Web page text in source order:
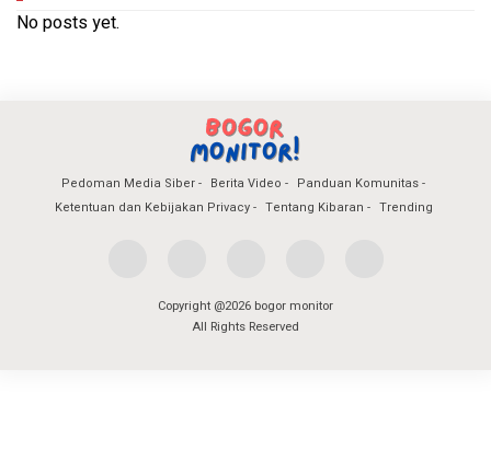
No posts yet.
Pedoman Media Siber Berita Video
Panduan Komunitas
Ketentuan dan Kebijakan Privacy
Tentang Kibaran Trending
Copyright @2026 bogor monitor
All Rights Reserved